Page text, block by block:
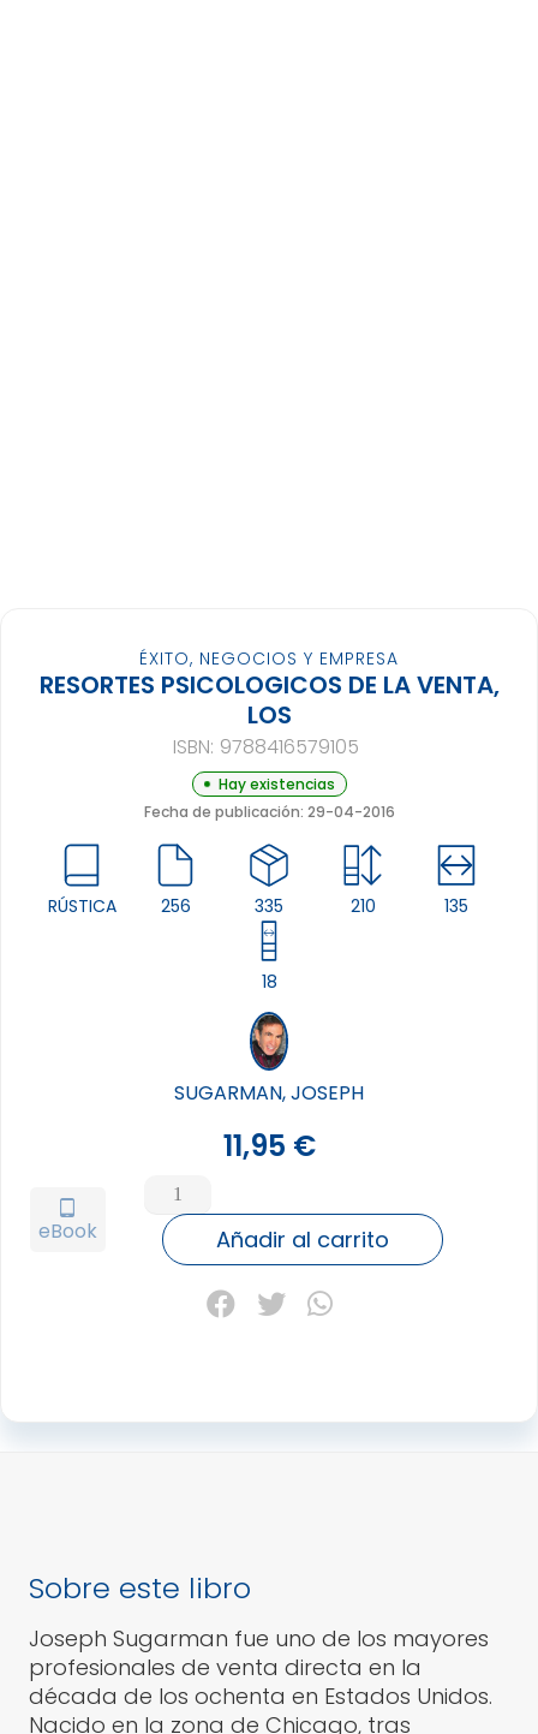
ÉXITO, NEGOCIOS Y EMPRESA
RESORTES PSICOLOGICOS DE LA VENTA,
LOS
ISBN: 9788416579105
Hay existencias
Fecha de publicación: 29-04-2016
RÚSTICA 256 335 210 135
18
SUGARMAN, JOSEPH
11,95 €
tablet_android
eBook
RESORTES
PSICOLOGICOS
DE
Añadir al carrito
Sobre este libro
Joseph Sugarman fue uno de los mayores
profesionales de venta directa en la
década de los ochenta en Estados Unidos.
Nacido en la zona de Chicago, tras